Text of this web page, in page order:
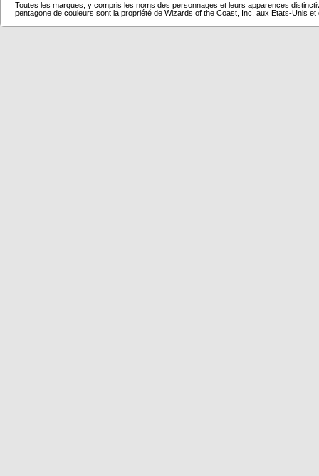
Toutes les marques, y compris les noms des personnages et leurs apparences
pentagone de couleurs sont la propriété de Wizards of the Coast, Inc. aux Etats-Unis